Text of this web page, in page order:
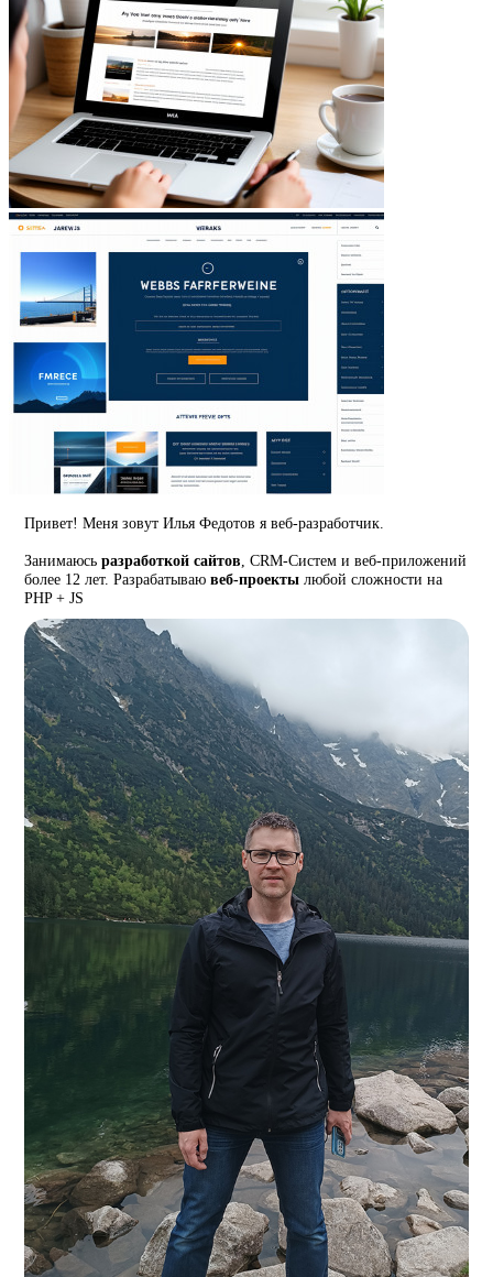
Привет! Меня зовут Илья Федотов я веб-разработчик.
Занимаюсьразработкой сайтов , CRM-Систем и веб-приложений
более 12 лет. Разрабатываювеб-проекты любой сложности на
PHP + JS